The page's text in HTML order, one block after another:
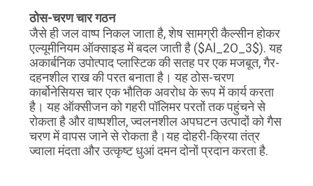
ठोस-चरण चार गठन
जैसे ही जल वाष्प निकल जाता है, शेष सामग्री कैल्सीन होकर
एल्यूमीनियम ऑक्साइड में बदल जाती है ($Al_2O_3$). यह
अकार्बनिक उपोत्पाद प्लास्टिक की सतह पर एक मजबूत, गैर-
दहनशील राख की परत बनाता है। यह ठोस-चरण
कार्बोनेसियस चार एक भौतिक अवरोध के रूप में कार्य करता
है। यह ऑक्सीजन को गहरी पॉलिमर परतों तक पहुंचने से
रोकता है और वाष्पशील, ज्वलनशील अपघटन उत्पादों को गैस
चरण में वापस जाने से रोकता है।यह दोहरी-क्रिया तंत्र
ज्वाला मंदता और उत्कृष्ट धुआं दमन दोनों प्रदान करता है.